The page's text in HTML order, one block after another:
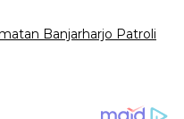
Banjarharjo Patroli